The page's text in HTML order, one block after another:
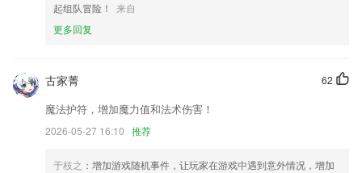
修复首页标签重复点击后闪退问题,
以上就是开云下载(kaiyun)的介绍，如果您喜欢这款软件，您可以到应用
更新优化整体内容
联系我们
以上就是彩票app下载软件大全的介绍，如果您喜欢这款软件，您可以到
行优化修改。
起组队冒险！
来自
更多回复
62
古家菁
魔法护符，增加魔力值和法术伤害！
2026-05-27 16:10 推荐
于枝之 ：增加游戏随机事件，让玩家在游戏中遇到意外情况，增加